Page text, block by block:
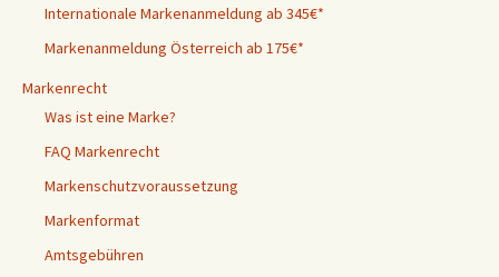
Internationale Markenanmeldung ab 345€*
Markenanmeldung Österreich ab 175€*
Markenrecht
Was ist eine Marke?
FAQ Markenrecht
Markenschutzvoraussetzung
Markenformat
Amtsgebühren